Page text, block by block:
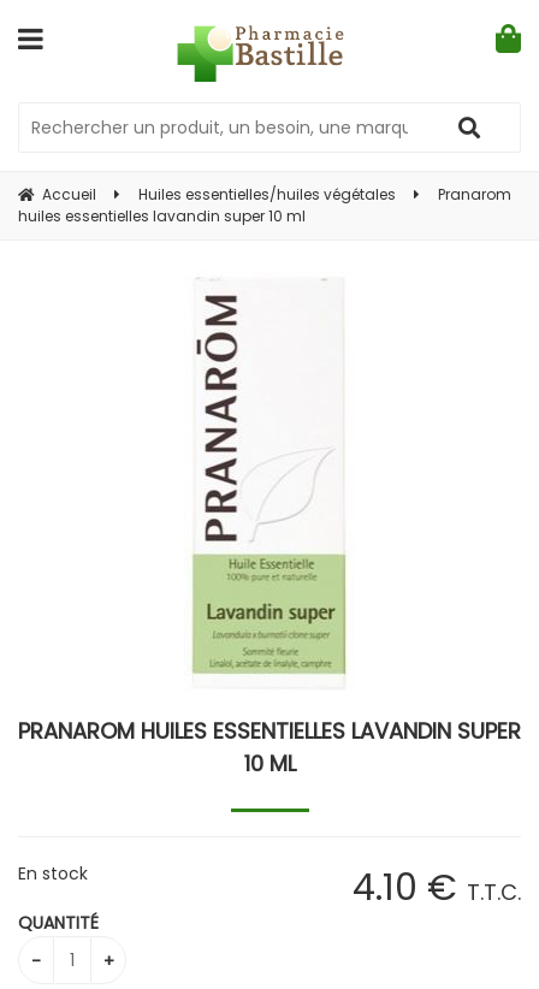
Accueil Huiles essentielles/huiles végétales
Pranarom
huiles essentielles lavandin super 10 ml
PRANAROM HUILES ESSENTIELLES LAVANDIN SUPER
10 ML
4.10 € T.T.C.
En stock
QUANTITÉ